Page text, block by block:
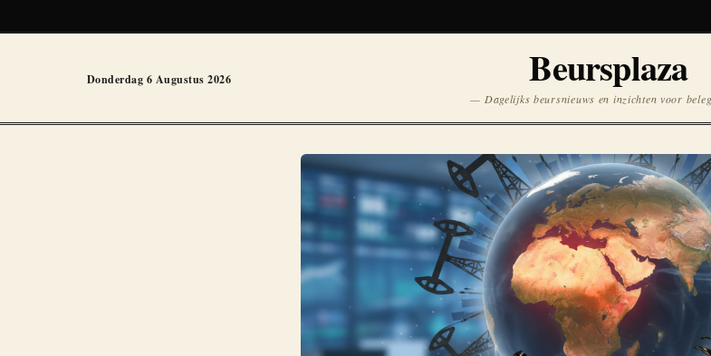
Donderdag 6 Augustus 2026 Beursplaza
— Dagelijks beursnieuws en inzichten voor